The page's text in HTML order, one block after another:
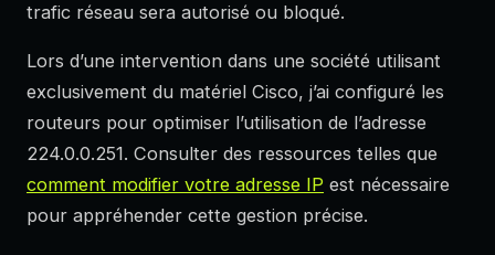
trafic réseau sera autorisé ou bloqué.
Lors d’une intervention dans une société utilisant
exclusivement du matériel Cisco, j’ai configuré les
routeurs pour optimiser l’utilisation de l’adresse
224.0.0.251. Consulter des ressources telles que
comment modifier votre adresse IP est nécessaire
pour appréhender cette gestion précise.